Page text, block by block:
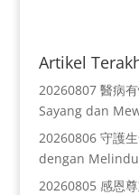
Artikel
20260807 醫病
Sayang dan
20260806 守護
dengan
20260805 感恩